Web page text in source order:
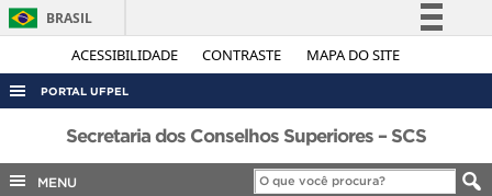
ACESSIBILIDADE CONTRASTE MAPA DO SITE
BRASIL
Simplifique!
Acesso à informação
Legislação
PORTAL UFPEL
ACESSO À INFORMAÇÃO
AUDITORIA
Secretaria dos Conselhos Superiores – SCS
MENU